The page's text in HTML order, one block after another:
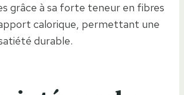
grâce à sa forte teneur en fibres
calorique, permettant une
durable.